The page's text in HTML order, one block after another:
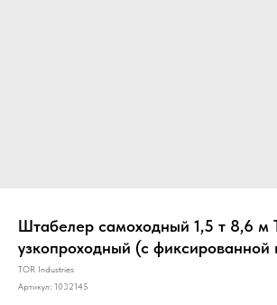
Штабелер самоходный 1,5 т 8,6 м
узкопроходный (с фиксированной
TOR Industries
Артикул: 1032145